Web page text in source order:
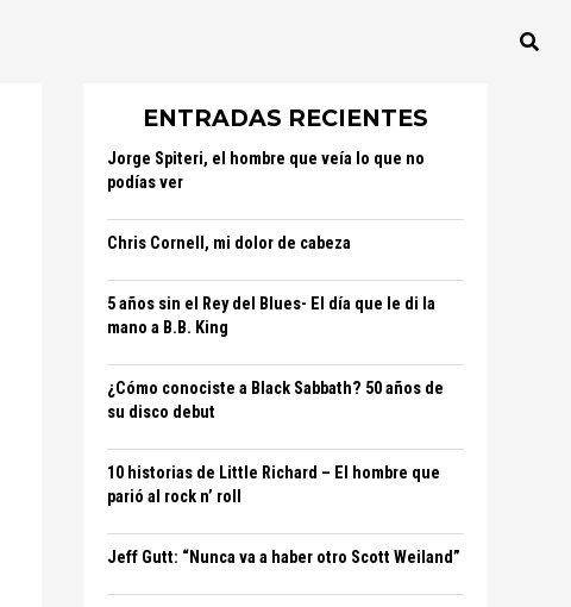
ENTRADAS RECIENTES
Jorge Spiteri, el hombre que veía lo que no
podías ver
Chris Cornell, mi dolor de cabeza
5 años sin el Rey del Blues- El día que le di la
mano a B.B. King
¿Cómo conociste a Black Sabbath? 50 años de
su disco debut
10 historias de Little Richard – El hombre que
parió al rock n’ roll
Jeff Gutt: “Nunca va a haber otro Scott Weiland”